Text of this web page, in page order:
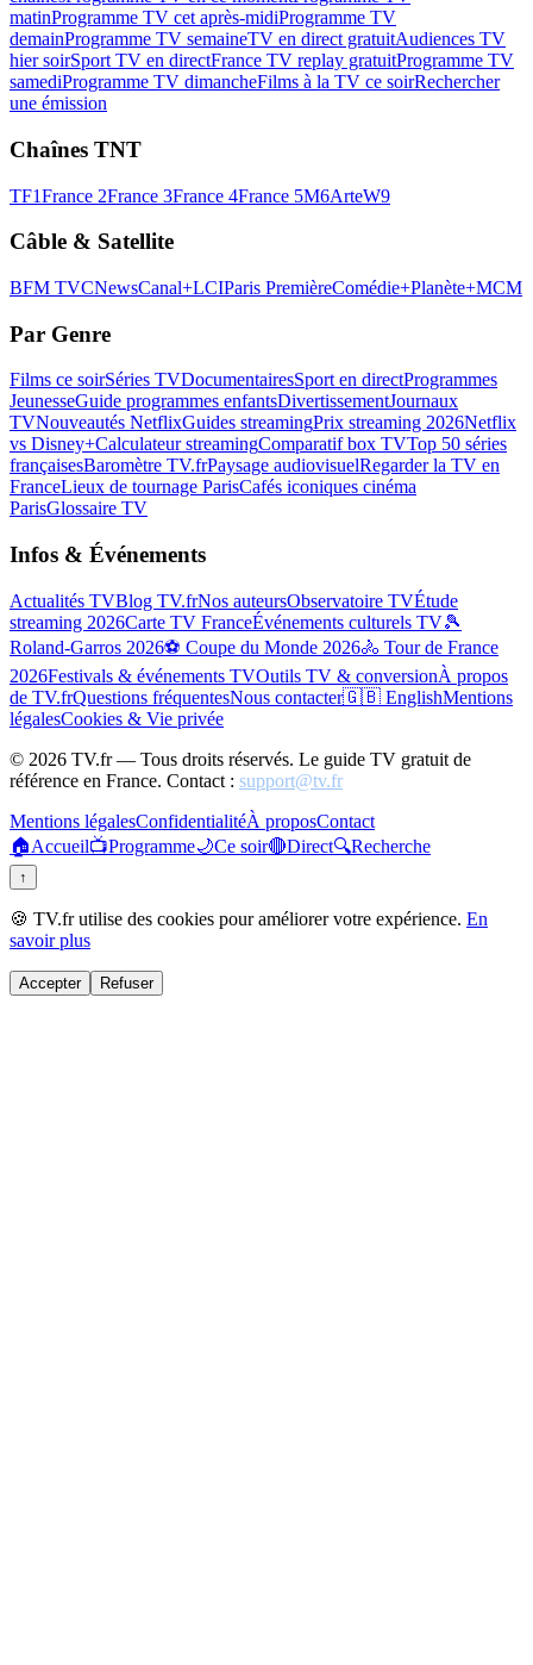
matinProgramme TV cet après-midiProgramme TV
demainProgramme TV semaineTV en direct gratuitAudiences TV
hier soirSport TV en directFrance TV replay gratuitProgramme TV
samediProgramme TV dimancheFilms à la TV ce soirRechercher
une émission
Chaînes TNT
TF1France 2France 3France 4France 5M6ArteW9
Câble & Satellite
BFM TVCNewsCanal+LCIParis PremièreComédie+Planète+MCM
Par Genre
Films ce soirSéries TVDocumentairesSport en directProgrammes
JeunesseGuide programmes enfantsDivertissementJournaux
TVNouveautés NetflixGuides streamingPrix streaming 2026Netflix
vs Disney+Calculateur streamingComparatif box TVTop 50 séries
françaisesBaromètre TV.frPaysage audiovisuelRegarder la TV en
FranceLieux de tournage ParisCafés iconiques cinéma
ParisGlossaire TV
Infos & Événements
Actualités TVBlog TV.frNos auteursObservatoire TVÉtude
streaming 2026Carte TV FranceÉvénements culturels TV🎾
Roland-Garros 2026⚽ Coupe du Monde 2026🚴 Tour de France
2026Festivals & événements TVOutils TV & conversionÀ propos
de TV.frQuestions fréquentesNous contacter🇬🇧 EnglishMentions
légalesCookies & Vie privée
© 2026 TV.fr — Tous droits réservés. Le guide TV gratuit de
référence en France. Contact : support@tv.fr
Mentions légalesConfidentialitéÀ proposContact
🏠Accueil📺Programme🌙Ce soir🔴Direct🔍Recherche
↑
🍪 TV.fr utilise des cookies pour améliorer votre expérience. En
savoir plus
Accepter Refuser